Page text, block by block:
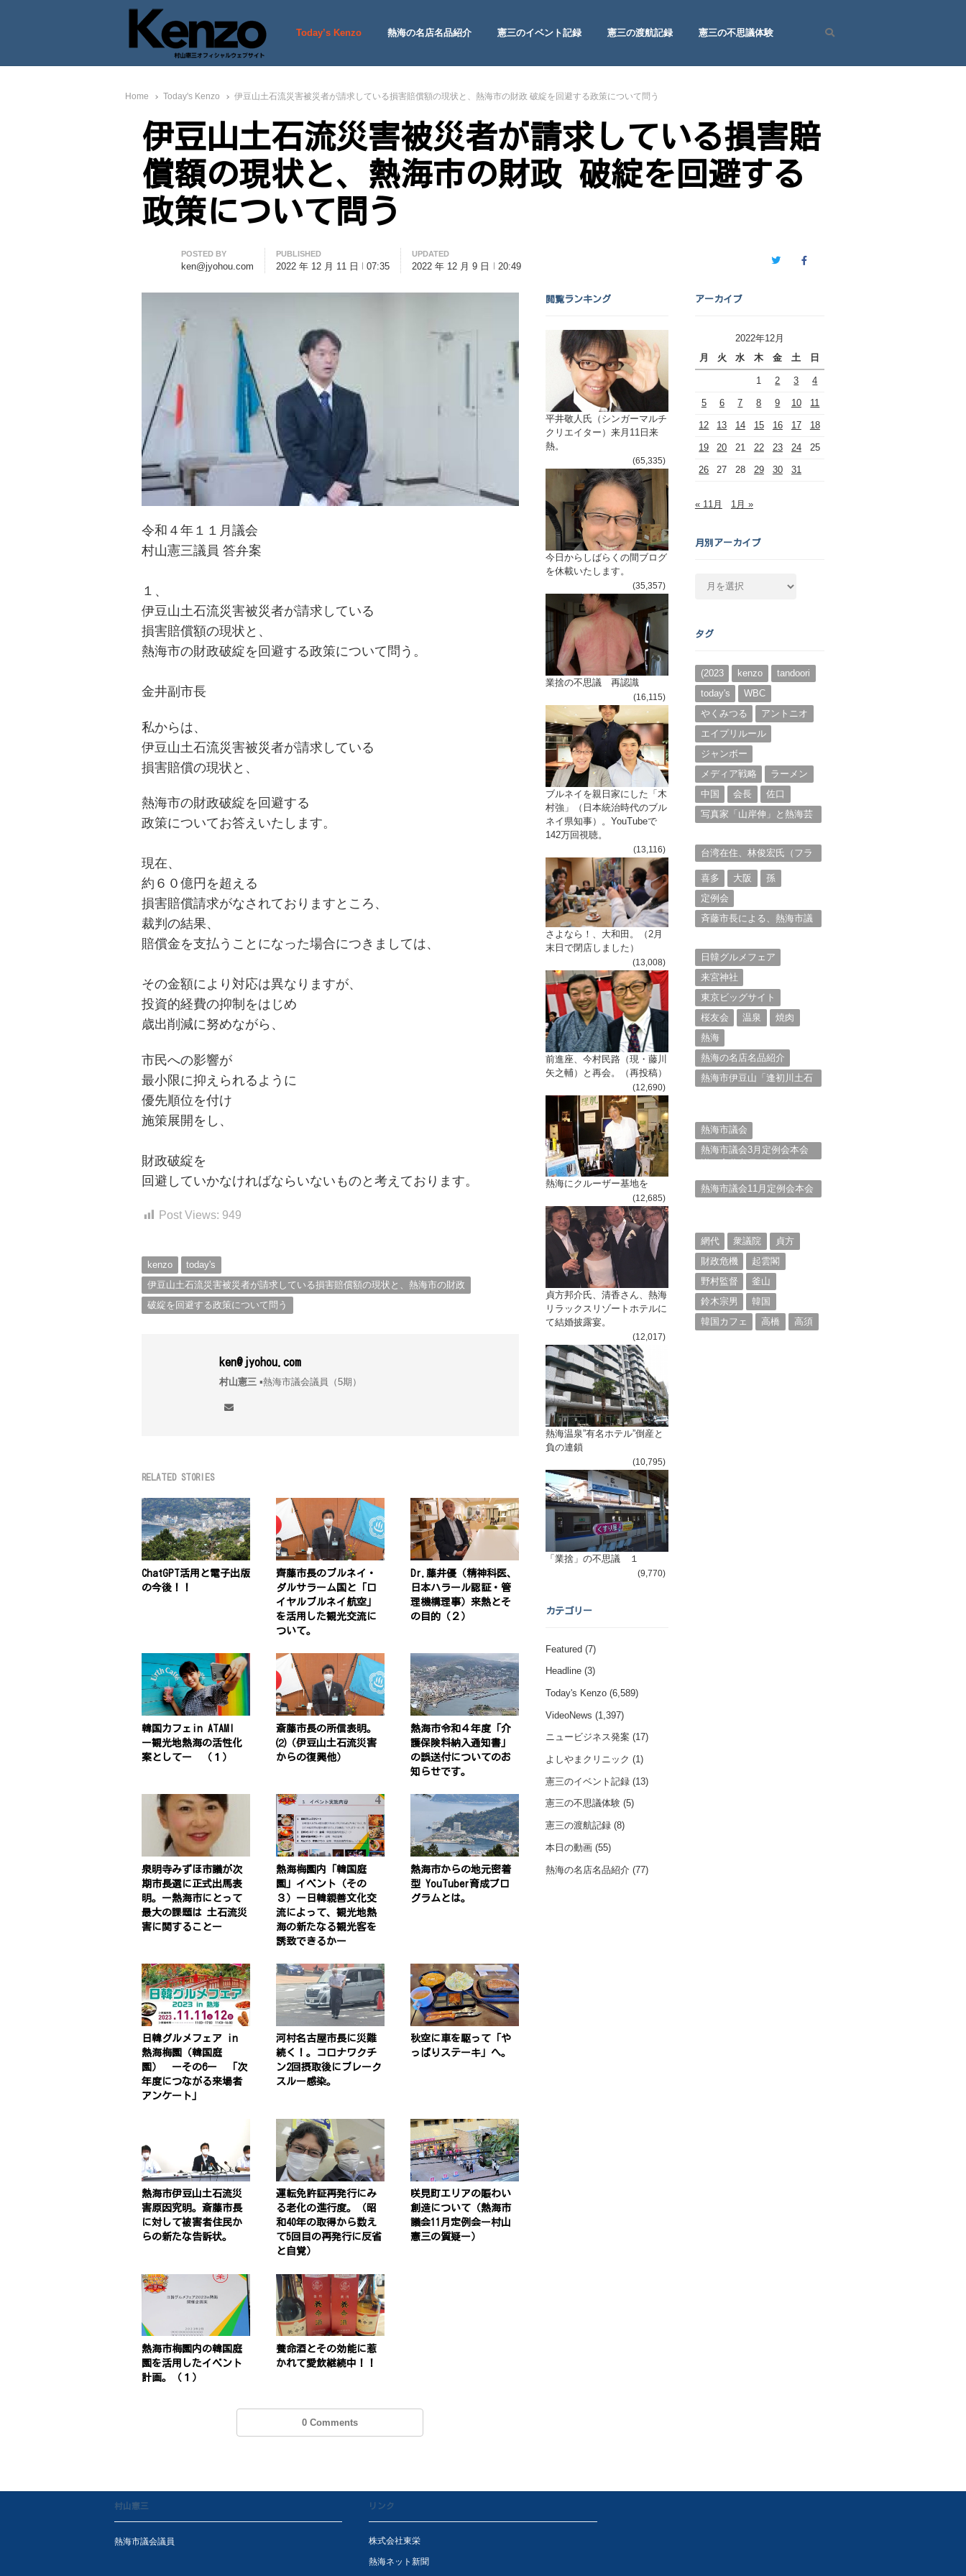
七転八起 – 村山憲三 Official Site
村山憲三ウェブサイト
Today’s Kenzo 熱海の名店名品紹介 憲三のイベント記録 憲三の渡航記録
憲三の不思議体験
Home Today's Kenzo 伊豆山土石流災害被災者が請求している損害賠償額の現状と、熱海市の財政 破綻を回避する政策について問う
伊豆山土石流災害被災者が請求している損害賠
償額の現状と、熱海市の財政 破綻を回避する
政策について問う
Author
POSTED BY
ken@jyohou.com
PUBLISHED
2022 年 12 月 11 日 07:35
UPDATED
2022 年 12 月 9 日 20:49 TwitterFacebook
令和４年１１月議会
村山憲三議員 答弁案
１、
伊豆山土石流災害被災者が請求している
損害賠償額の現状 と 、
熱海市の財政破綻を回避する政策について問う。
金井副市長
私からは、
伊豆山土石流災害被災者が請求している
損害賠償の現状と、
熱海市の財政破綻を回避する
政策についてお答えいたします。
現在、
約６０ 億円 を超える
損害賠償請求がなされておりますとこ ろ 、
裁判の結果、
賠償金を支払うことになった場合につきましては、
その金額により 対応は異なりますが、
投資的経費の抑制 をはじめ
歳出削減に努めながら、
市民への影響が
最小限に抑えられる よう に
優先順位を付け
施策展開をし 、
財政破綻を
回避していかなければなら いないものと考えておりま す。
Post Views: 949
kenzo
today's
伊豆山土石流災害被災者が請求している損害賠償額の現状と、熱海市の財政
破綻を回避する政策について問う
ken@jyohou.com
村山憲三 ▪︎熱海市議会議員（5期）
RELATED STORIES
ChatGPT活用と電子出版
の今後！！
齊藤市長のブルネイ・
ダルサラーム国と「ロ
イヤルブルネイ航空」
を活用した観光交流に
ついて。
Dr.藤井優（精神科医、
日本ハラール認証・管
理機構理事）来熱とそ
の目的（２）
韓国カフェin ATAMI
ー観光地熱海の活性化
案としてー （１）
斎藤市長の所信表明。
⑵（伊豆山土石流災害
からの復興他）
熱海市令和４年度「介
護保険料納入通知書」
の誤送付についてのお
知らせです。
泉明寺みずほ市議が次
期市長選に正式出馬表
明。ー熱海市にとって
最大の課題は 土石流災
害に関することー
熱海梅園内「韓国庭
園」イベント（その
３）ー日韓親善文化交
流によって、観光地熱
海の新たなる観光客を
誘致できるかー
熱海市からの地元密着
型 YouTuber育成プロ
グラムとは。
日韓グルメフェア in
熱海梅園（韓国庭
園） ーその6ー 「次
年度につながる来場者
アンケート」
河村名古屋市長に災難
続く！。コロナワクチ
ン2回摂取後にブレーク
スルー感染。
秋空に車を駆って「や
っぱりステーキ」へ。
熱海市伊豆山土石流災
害原因究明。斎藤市長
に対して被害者住民か
らの新たな告訴状。
運転免許証再発行にみ
る老化の進行度。（昭
和40年の取得から数え
て5回目の再発行に反省
と自覚）
咲見町エリアの賑わい
創造について（熱海市
議会11月定例会ー村山
憲三の質疑ー）
熱海市梅園内の韓国庭
園を活用したイベント
計画。（１）
養命酒とその効能に惹
かれて愛飲継続中！！
0 Comments
閲覧ランキング
平井敬人氏（シンガーマルチ
クリエイター）来月11日来
熱。
(65,335)
今日からしばらくの間ブログ
を休載いたします。
(35,357)
業捨の不思議 再認識
(16,115)
ブルネイを親日家にした「木
村強」（日本統治時代のブル
ネイ県知事）。YouTubeで
142万回視聴。
(13,116)
さよなら！、大和田。（2月
末日で閉店しました）
(13,008)
前進座、今村民路（現・藤川
矢之輔）と再会。（再投稿）
(12,690)
熱海にクルーザー基地を
(12,685)
貞方邦介氏、清香さん、熱海
リラックスリゾートホテルに
て結婚披露宴。
(12,017)
熱海温泉”有名ホテル”倒産と
負の連鎖
(10,795)
「業捨」の不思議 １
(9,770)
カテゴリー
Featured(7)
Headline(3)
Today's Kenzo(6,589)
VideoNews (1,397)
ニュービジネス発案 (17)
よしやまクリニック (1)
憲三のイベント記録(13)
憲三の不思議体験(5)
憲三の渡航記録(8)
本日の動画(55)
熱海の名店名品紹介(77)
アーカイブ
2022年12月
月
火 水 木 金 土 日
1 2 3 4
5 6 7 8 9 10 11
12 13 14 15 16 17 18
19 20 21 22 23 24 25
26 27 28 29 30 31
« 11月 1月 »
月別アーカイブ
カ
ブ
タグ
(2023 kenzo
tandoori
today's
WBC
やくみつる
アントニオ
エイプリルール
ジャンボー
メディア戦略
ラーメン
中国
会長
佐口
写真家「山岸伸」と熱海芸
台湾在住、林俊宏氏（フラ
喜多
大阪
孫
定例会
斉藤市長による、熱海市議
日韓グルメフェア
来宮神社
東京ビッグサイト
桜友会
温泉
焼肉
熱海
熱海の名店名品紹介
熱海市伊豆山「逢初川土石
熱海市議会
熱海市議会3月定例会本会
熱海市議会11月定例会本会
網代
衆議院
貞方
財政危機
起雲閣
野村監督
釜山
鈴木宗男
韓国
韓国カフェ
高橋 高須
村山憲三
熱海市議会議員
リンク
株式会社東栄
熱海ネット新聞